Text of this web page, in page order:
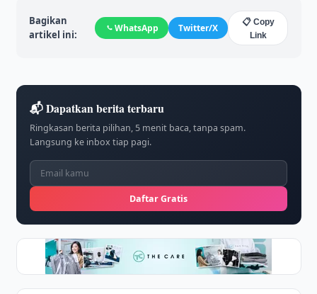
Bagikan
artikel ini:
WhatsApp Twitter/X
📋 Copy
Link
📬 Dapatkan berita terbaru
Ringkasan berita pilihan, 5 menit baca, tanpa spam.
Langsung ke inbox tiap pagi.
Daftar Gratis